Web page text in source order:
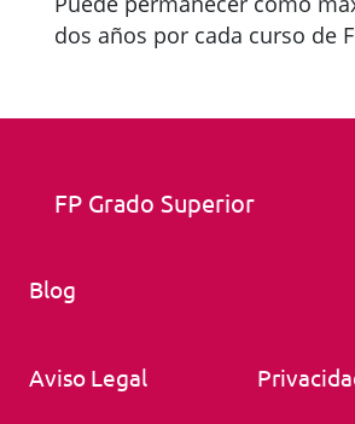
dos años por cada curso de
FP Grado Superior
Blog
Aviso Legal